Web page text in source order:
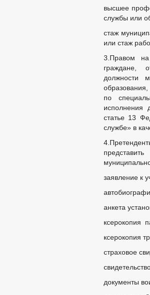
высшее
службы или
стаж
или стаж
3.Правом на
граждане,
должности
по
исполнения
статье 13
службе» в
заявление к
анкета
ксерокопия
ксерокопия
страховое
документы